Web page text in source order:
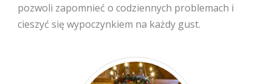
pozwoli zapomnieć o codziennych problemach i
cieszyć się wypoczynkiem na każdy gust.